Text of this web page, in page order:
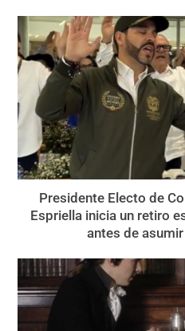
Presidente Electo de
Espriella inicia un retiro
antes de